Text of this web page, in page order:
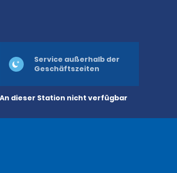
An dieser Station nicht verfügbar
Service außerhalb der
Geschäftszeiten